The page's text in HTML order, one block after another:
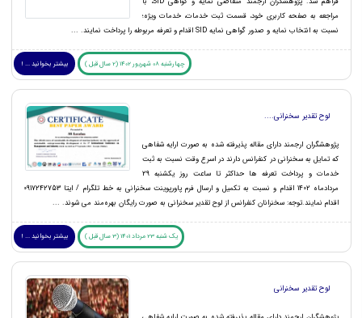
مراجعه به صفحه کاربری خود، قسمت ثبت خدمات، خدمات ویژه؛
نسبت به انتخاب نمایه و صدور گواهی نمایه SID اقدام و تعرفه مربوطه را پرداخت نمایند. ...
چهارشنبه 08 شهریور 1402 (2 سال قبل ) بیشتر بخوانید ... !
لوح تقدیر سخنرانی....
پژوهشگران ارجمند دارای مقاله پذیرفته شده به صورت ارایه شفاهی
که تمایل به سخنرانی در کنفرانس دارند در اسرع وقت نسبت به ثبت
خدمات و پرداخت تعرفه ها حداکثر تا ساعت روز یکشنبه 29
مردادماه 1402 اقدام و نسبت به تکمیل و ارسال فرم پاورپوینت سخنرانی به خط تلگرام / ایتا 0917242753
اقدام نمایند.توجه: سخنرانان کنفرانس از لوح تقدیر سخنرانی به صورت رایگان بهره‌مند می شوند. ...
یک شنبه 23 مرداد 1401 (3 سال قبل ) بیشتر بخوانید ... !
لوح تقدیر سخنرانی